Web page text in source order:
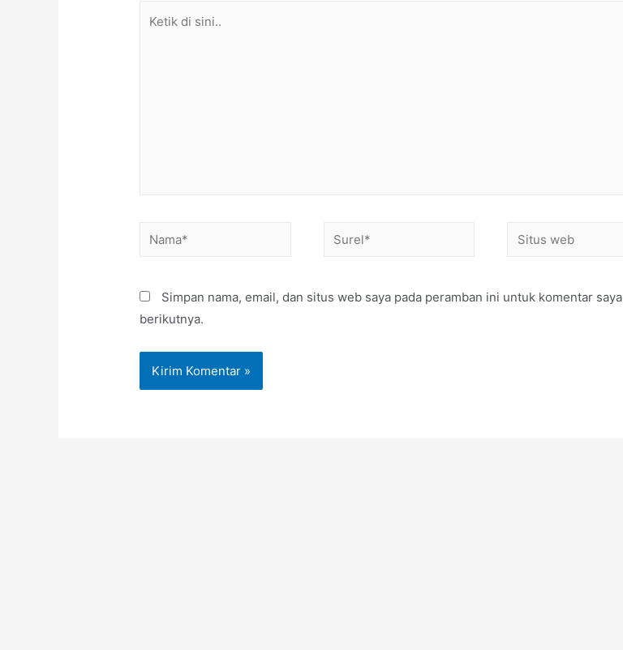
Simpan nama, email, dan situs web saya pada peramban ini untuk komentar saya
berikutnya.